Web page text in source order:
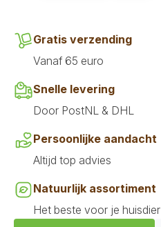
Gratis verzending
Vanaf 65 euro
Snelle levering
Door PostNL & DHL
Persoonlijke aandacht
Altijd top advies
Natuurlijk assortiment
Het beste voor je huisdier